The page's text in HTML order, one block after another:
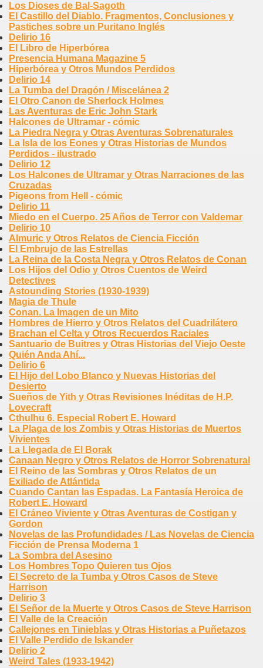
Los Dioses de Bal-Sagoth
El Castillo del Diablo. Fragmentos, Conclusiones y
Pastiches sobre un Puritano Inglés
Delirio 16
El Libro de Hiperbórea
Presencia Humana Magazine 5
Hiperbórea y Otros Mundos Perdidos
Delirio 14
La Tumba del Dragón / Miscelánea 2
El Otro Canon de Sherlock Holmes
Las Aventuras de Eric John Stark
Halcones de Ultramar - cómic
La Piedra Negra y Otras Aventuras Sobrenaturales
La Isla de los Eones y Otras Historias de Mundos
Perdidos - ilustrado
Delirio 12
Los Halcones de Ultramar y Otras Narraciones de las
Cruzadas
Pigeons from Hell - cómic
Delirio 11
Miedo en el Cuerpo. 25 Años de Terror con Valdemar
Delirio 10
Almuric y Otros Relatos de Ciencia Ficción
El Embrujo de las Estrellas
La Reina de la Costa Negra y Otros Relatos de Conan
Los Hijos del Odio y Otros Cuentos de Weird
Detectives
Astounding Stories (1930-1939)
Magia de Thule
Conan. La Imagen de un Mito
Hombres de Hierro y Otros Relatos del Cuadrilátero
Brachan el Celta y Otros Recuerdos Raciales
Santuario de Buitres y Otras Historias del Viejo Oeste
Quién Anda Ahí...
Delirio 6
El Hijo del Lobo Blanco y Nuevas Historias del
Desierto
Sueños de Yith y Otras Revisiones Inéditas de H.P.
Lovecraft
Cthulhu 6. Especial Robert E. Howard
La Plaga de los Zombis y Otras Historias de Muertos
Vivientes
La Llegada de El Borak
Canaan Negro y Otros Relatos de Horror Sobrenatural
El Reino de las Sombras y Otros Relatos de un
Exiliado de Atlántida
Cuando Cantan las Espadas. La Fantasía Heroica de
Robert E. Howard
El Cráneo Viviente y Otras Aventuras de Costigan y
Gordon
Novelas de las Profundidades / Las Novelas de Ciencia
Ficción de Prensa Moderna 1
La Sombra del Asesino
Los Hombres Topo Quieren tus Ojos
El Secreto de la Tumba y Otros Casos de Steve
Harrison
Delirio 3
El Señor de la Muerte y Otros Casos de Steve Harrison
El Valle de la Creación
Callejones en Tinieblas y Otras Historias a Puñetazos
El Valle Perdido de Iskander
Delirio 2
Weird Tales (1933-1942)